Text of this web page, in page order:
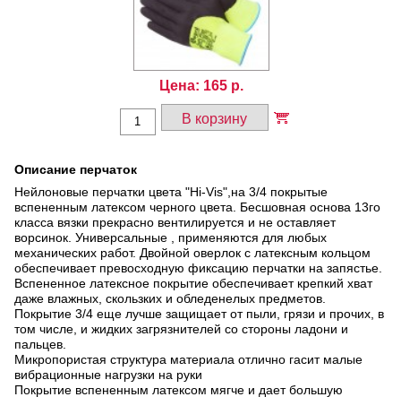
Цена: 165 р.
В корзину
Описание перчаток
Нейлоновые перчатки цвета "Hi-Vis",на 3/4 покрытые
вспененным латексом черного цвета. Бесшовная основа 13го
класса вязки прекрасно вентилируется и не оставляет
ворсинок. Универсальные , применяются для любых
механических работ. Двойной оверлок с латексным кольцом
обеспечивает превосходную фиксацию перчатки на запястье.
Вспененное латексное покрытие обеспечивает крепкий хват
даже влажных, скользких и обледенелых предметов.
Покрытие 3/4 еще лучше защищает от пыли, грязи и прочих, в
том числе, и жидких загрязнителей со стороны ладони и
пальцев.
Микропористая структура материала отлично гасит малые
вибрационные нагрузки на руки
Покрытие вспененным латексом мягче и дает большую